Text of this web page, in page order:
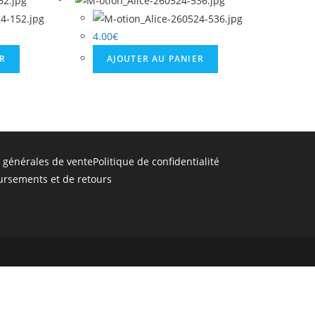
4.00€
AJOUTER AU PANIER
de ventePolitique de confidentialité
et de retours